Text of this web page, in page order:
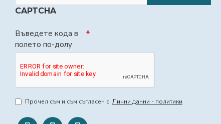
CAPTCHA
Въведете кода в
полето по-долу
Прочел съм и съм съгласен с Лични данни - политики